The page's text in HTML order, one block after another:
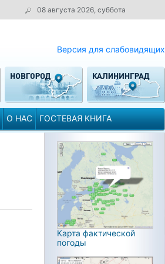
08 августа 2026, суббота
Версия для слабовидящих
О НАС ГОСТЕВАЯ КНИГА
Карта фактической
погоды